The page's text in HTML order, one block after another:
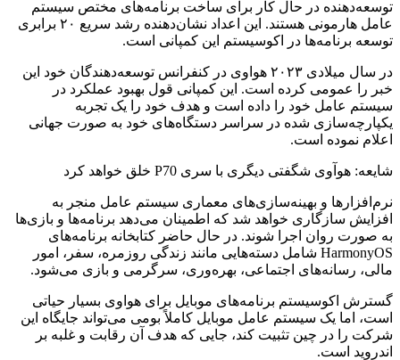
توسعه‌دهنده در حال کار برای ساخت برنامه‌های مختص سیستم
عامل هارمونی هستند. این اعداد نشان‌دهنده رشد سریع ۲۰ برابری
توسعه برنامه‌ها در اکو‌سیستم این کمپانی است.
در سال میلادی ۲۰۲۳ هواوی در کنفرانس توسعه‌دهندگان خود این
خبر را عمومی کرده است. این کمپانی قول بهبود عملکرد در
سیستم عامل خود را داده است و هدف خود را یک تجربه
یکپارچه‌سازی شده در سراسر دستگاه‌های خود به صورت جهانی
اعلام نموده است.
شایعه: هوآوی شگفتی دیگری با سری P70 خلق خواهد کرد
نرم‌افزارها و بهینه‌سازی‌های معماری سیستم عامل منجر به
افزایش سازگاری خواهد شد که اطمینان می‌دهد برنامه‌ها و بازی‌ها
به صورت روان اجرا شوند. در حال حاضر کتابخانه برنامه‌های
HarmonyOS شامل دسته‌هایی مانند زندگی روزمره، سفر، امور
مالی، رسانه‌های اجتماعی، بهره‌وری، سرگرمی و بازی می‌شود.
گسترش اکوسیستم برنامه‌های موبایل برای هواوی بسیار حیاتی
است، اما یک سیستم عامل موبایل کاملاً بومی می‌تواند جایگاه این
شرکت را در چین تثبیت کند، جایی که هدف آن رقابت و غلبه بر
اندروید است.